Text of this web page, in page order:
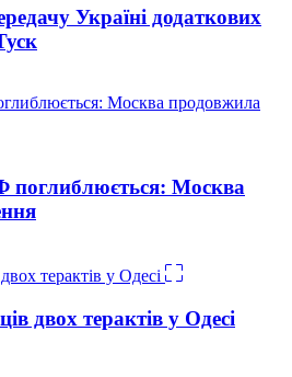
Україні додаткових
поглиблюється: Москва
двох терактів у Одесі